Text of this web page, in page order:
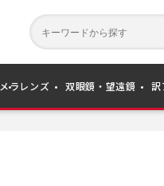
ラ レンズ 双眼鏡・望遠鏡 訳